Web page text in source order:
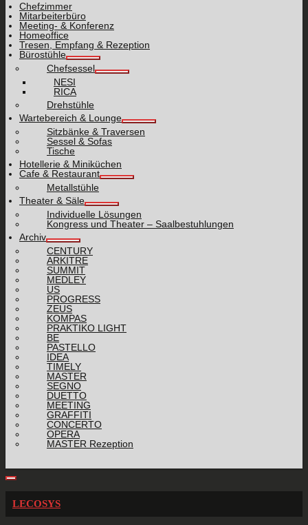
Chefzimmer
Mitarbeiterbüro
Meeting- & Konferenz
Homeoffice
Tresen, Empfang & Rezeption
Bürostühle
Chefsessel
NESI
RICA
Drehstühle
Wartebereich & Lounge
Sitzbänke & Traversen
Sessel & Sofas
Tische
Hotellerie & Miniküchen
Cafe & Restaurant
Metallstühle
Theater & Säle
Individuelle Lösungen
Kongress und Theater – Saalbestuhlungen
Archiv
CENTURY
ARKITRE
SUMMIT
MEDLEY
US
PROGRESS
ZEUS
KOMPAS
PRAKTIKO LIGHT
BE
PASTELLO
IDEA
TIMELY
MASTER
SEGNO
DUETTO
MEETING
GRAFFITI
CONCERTO
OPERA
MASTER Rezeption
LECOSYS